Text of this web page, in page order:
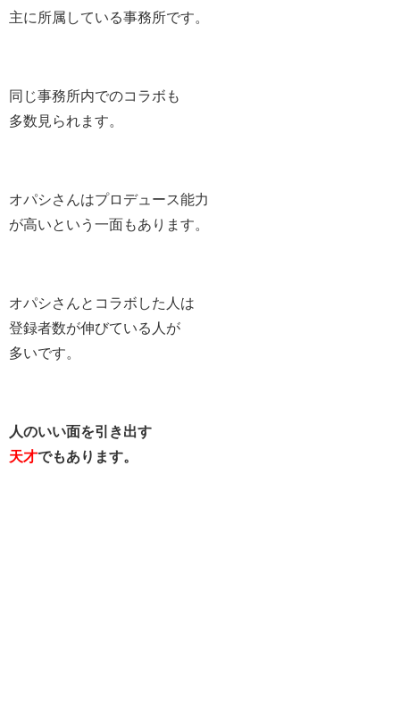
主に所属している事務所です。
同じ事務所内でのコラボも
多数見られます。
オパシさんはプロデュース能力
が高いという一面もあります。
オパシさんとコラボした人は
登録者数が伸びている人が
多いです。
人のいい面を引き出す
天才でもあります。